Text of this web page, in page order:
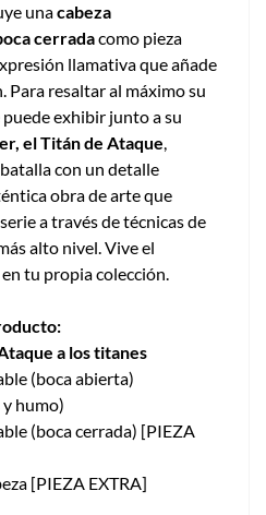
unacabeza
cerradacomo pieza
llamativa que añade
Para resaltar al máximo su
puede exhibir junto a su
el Titán de Ataque,
con un detalle
obra de arte que
a través de técnicas de
alto nivel. Vive el
en tu propia colección.
a los titanes
(boca abierta)
y humo)
(boca cerrada) [PIEZA
[PIEZA EXTRA]